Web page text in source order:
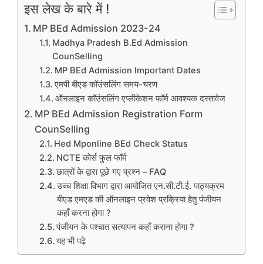
इस लेख के बारे में !
MP BEd Admission 2023-24
Madhya Pradesh B.Ed Admission
CounSelling
MP BEd Admission Important Dates
एमपी बीएड कॉउंसलिंग समय-चरण
ऑनलाइन कॉउंसलिंग एप्लीकेशन फॉर्म आवश्यक दस्तावेज
MP BEd Admission Registration Form
CounSelling
Hed Mponline BEd Check Status
NCTE कोर्स फुल फॉर्म
छात्रों के द्वारा पूछे गए प्रश्न – FAQ
उच्च शिक्षा विभाग द्वारा आयोजित एन.सी.टी.ई. पाठ्यक्रम
बीएड एमएड की ऑनलाइन प्रवेश प्रक्रिया हेतु पंजीयन
कहाँ करना होगा ?
पंजीयन के पश्चात सत्यापन कहाँ कराना होगा ?
यह भी पढ़े